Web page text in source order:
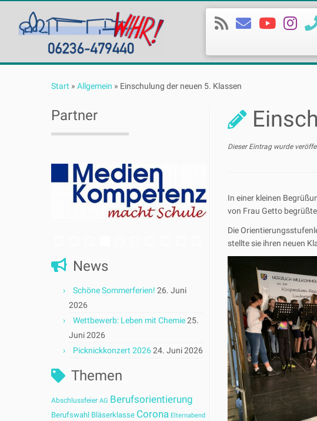
Start » Allgemein » Einschulung der neuen 5. Klassen
Partner
News
Schöne Sommerferien! 26. Juni
2026
Wettbewerb: Leben mit Chemie25.
Juni 2026
Picknickkonzert 202624. Juni 2026
Themen
Abschlussfeier AG Berufsorientierung
Berufswahl Bläserklasse Corona Elternabend
Dieser Eintrag wurde
In einer kleinen
von Frau Getto
Die
stellte sie ihren neuen